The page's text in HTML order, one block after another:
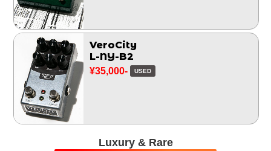
VeroCity
L-NY-B2
¥35,000- USED
Luxury & Rare